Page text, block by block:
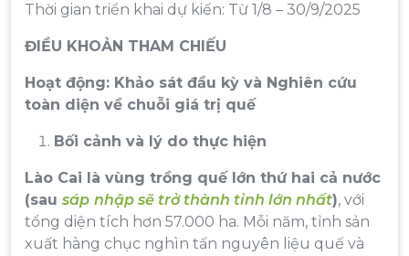
Thời gian triển khai dự kiến: Từ 1/8 – 30/9/2025
ĐIỀU KHOẢN THAM CHIẾU
Hoạt động: Khảo sát đầu kỳ và Nghiên cứu
toàn diện về chuỗi giá trị quế
Bối cảnh và lý do thực hiện
Lào Cai là vùng trồng quế lớn thứ hai cả nước
(sau sáp nhập sẽ trở thành tỉnh lớn nhất), với
tổng diện tích hơn 57.000 ha. Mỗi năm, tỉnh sản
xuất hàng chục nghìn tấn nguyên liệu quế và